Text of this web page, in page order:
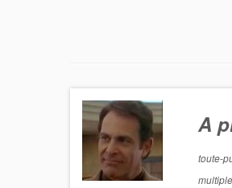
A
toute-